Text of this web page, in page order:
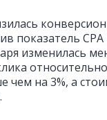
показатель
изменилась
чем на 3%, а